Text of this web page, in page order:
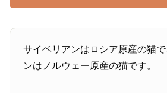
サイベリアンはロシア原産の猫
ンはノルウェー原産の猫です。